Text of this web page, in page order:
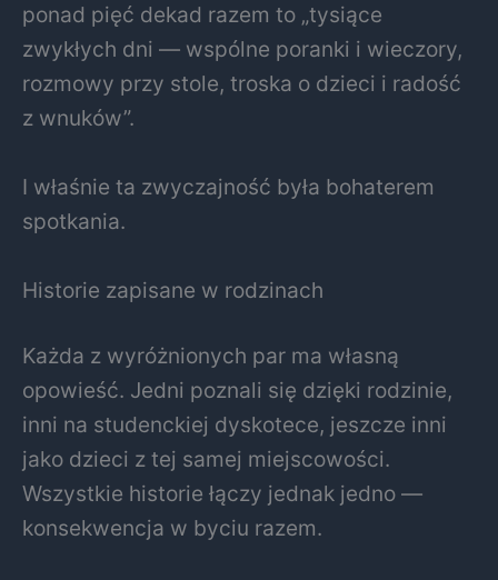
ponad pięć dekad razem to „tysiące
zwykłych dni — wspólne poranki i wieczory,
rozmowy przy stole, troska o dzieci i radość
z wnuków”.
I właśnie ta zwyczajność była bohaterem
spotkania.
Historie zapisane w rodzinach
Każda z wyróżnionych par ma własną
opowieść. Jedni poznali się dzięki rodzinie,
inni na studenckiej dyskotece, jeszcze inni
jako dzieci z tej samej miejscowości.
Wszystkie historie łączy jednak jedno —
konsekwencja w byciu razem.